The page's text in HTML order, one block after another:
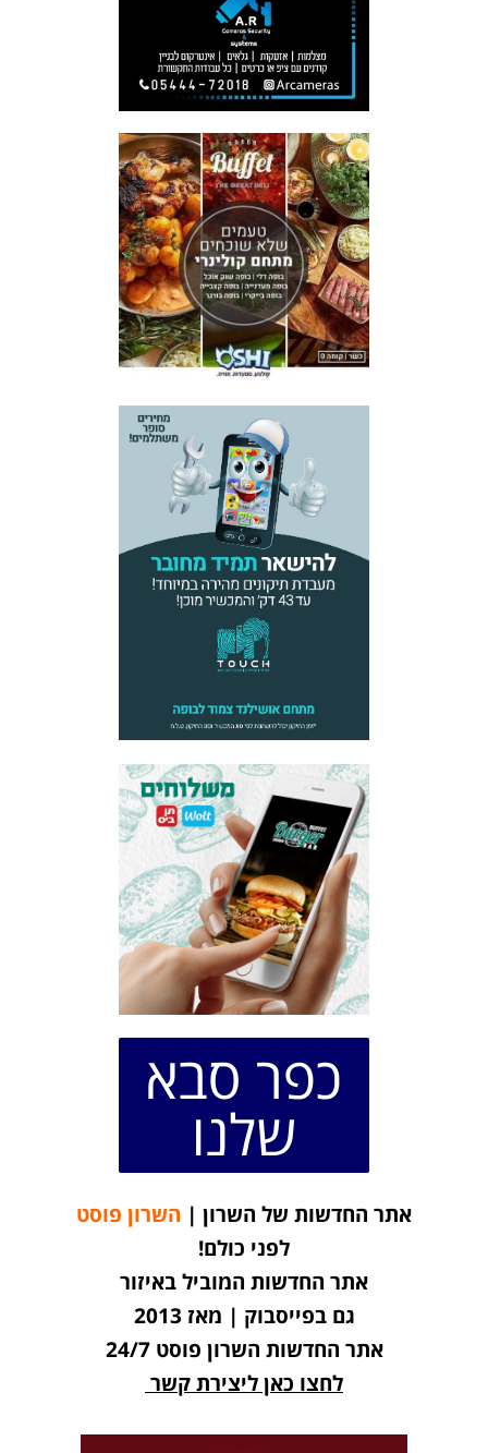
כפר סבא
שלנו
אתר החדשות של השרון | השרון פוסט
לפני כולם!
אתר החדשות המוביל באיזור
גם בפייסבוק | מאז 2013
אתר החדשות השרון פוסט 24/7
לחצו כאן ליצירת קשר